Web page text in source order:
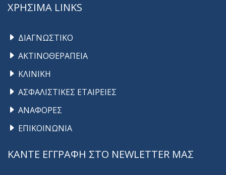
ΧΡΗΣΙΜΑ LINKS
ΔΙΑΓΝΩΣΤΙΚΟ
ΑΚΤΙΝΟΘΕΡΑΠΕΙΑ
ΚΛΙΝΙΚΗ
ΑΣΦΑΛΙΣΤΙΚΕΣ ΕΤΑΙΡΕΙΕΣ
ΑΝΑΦΟΡΕΣ
ΕΠΙΚΟΙΝΩΝΙΑ
ΚΑΝΤΕ ΕΓΓΡΑΦΗ ΣΤΟ NEWLETTER ΜΑΣ